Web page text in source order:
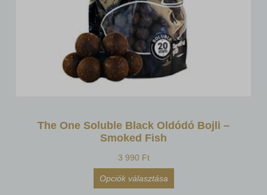
The One Soluble Black Oldódó Bojli –
Smoked Fish
3 990 Ft
Opciók választása